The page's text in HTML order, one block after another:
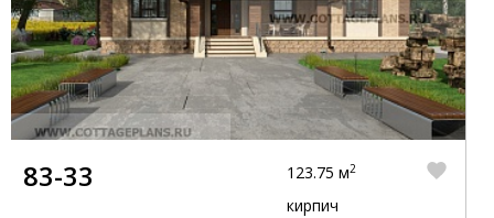
83-33
123.75 м2
кирпич